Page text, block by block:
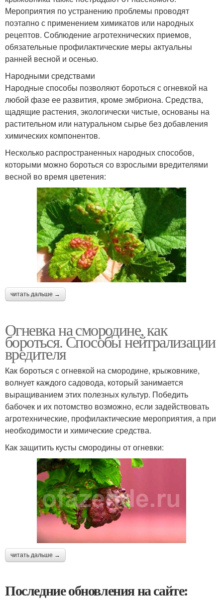
Мероприятия по устранению проблемы проводят
поэтапно с применением химикатов или народных
рецептов. Соблюдение агротехнических приемов,
обязательные профилактические меры актуальны
ранней весной и осенью.
Народными средствами
Народные способы позволяют бороться с огневкой на
любой фазе ее развития, кроме эмбриона. Средства,
щадящие растения, экологически чистые, основаны на
растительном или натуральном сырье без добавления
химических компонентов.
Несколько распространенных народных способов,
которыми можно бороться со взрослыми вредителями
весной во время цветения:
читать дальше →
Огневка на смородине, как
бороться. Способы нейтрализации
вредителя
Как бороться с огневкой на смородине, крыжовнике,
волнует каждого садовода, который занимается
выращиванием этих полезных культур. Победить
бабочек и их потомство возможно, если задействовать
агротехнические, профилактические мероприятия, а при
необходимости и химические средства.
Как защитить кусты смородины от огневки:
читать дальше →
Последние обновления на сайте: